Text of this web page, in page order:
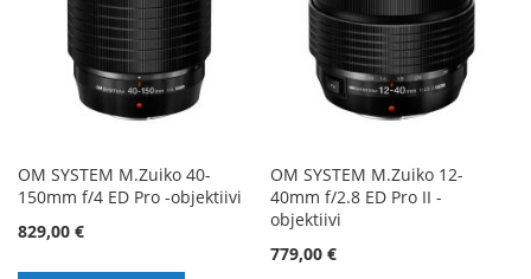
OM SYSTEM M.Zuiko 40-
150mm f/4 ED Pro -objektiivi
829,00 €
OM SYSTEM M.Zuiko 12-
40mm f/2.8 ED Pro II -
objektiivi
779,00 €